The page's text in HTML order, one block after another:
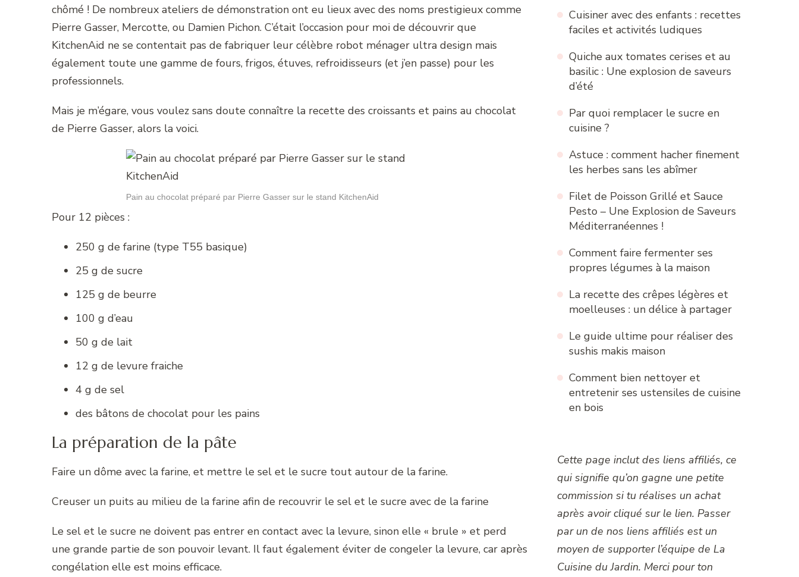
chômé ! De nombreux ateliers de démonstration ont eu lieux avec des noms prestigieux comme
Pierre Gasser, Mercotte, ou Damien Pichon. C’était l’occasion pour moi de découvrir que
KitchenAid ne se contentait pas de fabriquer leur célèbre robot ménager ultra design mais
également toute une gamme de fours, frigos, étuves, refroidisseurs (et j’en passe) pour les
professionnels.
Mais je m’égare, vous voulez sans doute connaître la recette des croissants et pains au chocolat
de Pierre Gasser, alors la voici.
Pain au chocolat préparé par Pierre Gasser sur le stand KitchenAid
Pour 12 pièces :
250 g de farine (type T55 basique)
25 g de sucre
125 g de beurre
100 g d’eau
50 g de lait
12 g de levure fraiche
4 g de sel
des bâtons de chocolat pour les pains
La préparation de la pâte
Faire un dôme avec la farine, et mettre le sel et le sucre tout autour de la farine.
Creuser un puits au milieu de la farine afin de recouvrir le sel et le sucre avec de la farine
Le sel et le sucre ne doivent pas entrer en contact avec la levure, sinon elle « brule » et perd
une grande partie de son pouvoir levant. Il faut également éviter de congeler la levure, car après
congélation elle est moins efficace.
Cuisiner avec des enfants : recettes
faciles et activités ludiques
Quiche aux tomates cerises et au
basilic : Une explosion de saveurs
d’été
Par quoi remplacer le sucre en
cuisine ?
Astuce : comment hacher finement
les herbes sans les abîmer
Filet de Poisson Grillé et Sauce
Pesto – Une Explosion de Saveurs
Méditerranéennes !
Comment faire fermenter ses
propres légumes à la maison
La recette des crêpes légères et
moelleuses : un délice à partager
Le guide ultime pour réaliser des
sushis makis maison
Comment bien nettoyer et
entretenir ses ustensiles de cuisine
en bois
Cette page inclut des liens affiliés, ce
qui signifie qu’on gagne une petite
commission si tu réalises un achat
après avoir cliqué sur le lien. Passer
par un de nos liens affiliés est un
moyen de supporter l’équipe de La
Cuisine du Jardin. Merci pour ton